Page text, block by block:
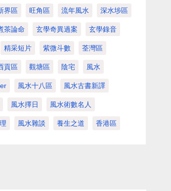
界區 旺角區 流年風水 深水埗區
茶論命 玄學奇異過案 玄學錄音
精采短片 紫微斗數 荃灣區
貢區 觀塘區 陰宅 風水
風水十八區 風水古書新譯
風水擇日 風水術數名人
風水雜談 養生之道 香港區